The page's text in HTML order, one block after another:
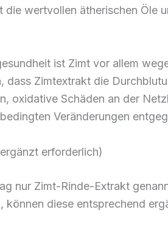
die wertvollen ätherischen Öle
ist Zimt vor allem
dass Zimtextrakt die
oxidative Schäden an der
Veränderungen
erforderlich)
nur Zimt-Rinde-Extrakt
können diese entsprechend